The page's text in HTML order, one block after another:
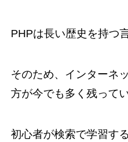
PHPは長い歴史を持つ
そのため、インターネ
方が今でも多く残ってい
初心者が検索で学習す